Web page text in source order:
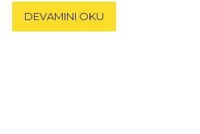
DEVAMINI OKU